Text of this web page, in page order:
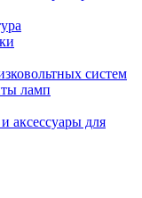
систем
ламп
аксессуары для